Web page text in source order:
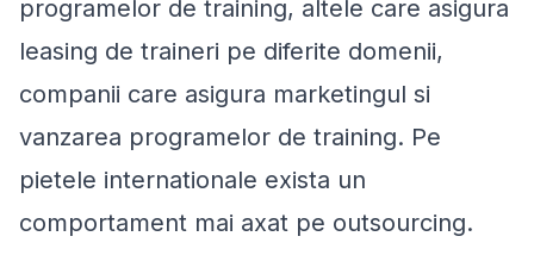
programelor de training, altele care asigura
leasing de traineri pe diferite domenii,
companii care asigura marketingul si
vanzarea programelor de training. Pe
pietele internationale exista un
comportament mai axat pe outsourcing.